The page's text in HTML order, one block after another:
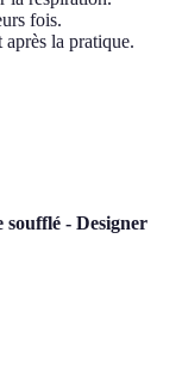
fois.
la pratique.
soufflé - Designer